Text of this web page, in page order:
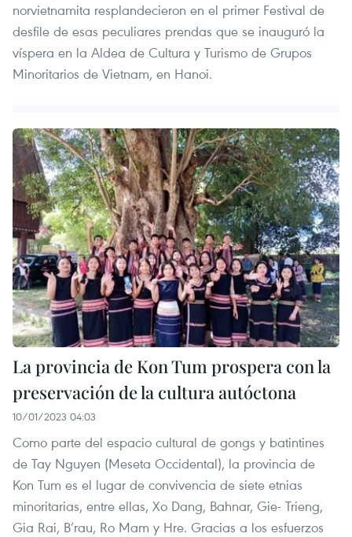
norvietnamita resplandecieron en el primer Festival de
desfile de esas peculiares prendas que se inauguró la
víspera en la Aldea de Cultura y Turismo de Grupos
Minoritarios de Vietnam, en Hanoi.
La provincia de Kon Tum prospera con la
preservación de la cultura autóctona
10/01/2023 04:03
Como parte del espacio cultural de gongs y batintines
de Tay Nguyen (Meseta Occidental), la provincia de
Kon Tum es el lugar de convivencia de siete etnias
minoritarias, entre ellas, Xo Dang, Bahnar, Gie- Trieng,
Gia Rai, B’rau, Ro Mam y Hre. Gracias a los esfuerzos